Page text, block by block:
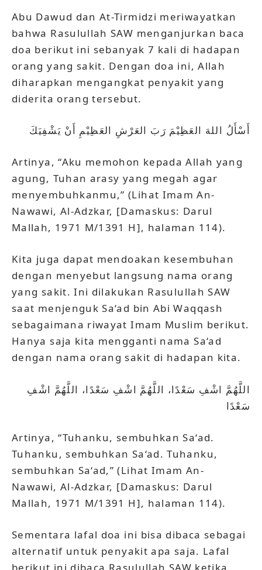
Abu Dawud dan At-Tirmidzi meriwayatkan
bahwa Rasulullah SAW menganjurkan baca
doa berikut ini sebanyak 7 kali di hadapan
orang yang sakit. Dengan doa ini, Allah
diharapkan mengangkat penyakit yang
diderita orang tersebut.
أَسْأَلُ اللهَ العَظِيْمَ رَبَ العَرْشِ العَظِيْمِ أَنْ يَشْفِيَكَ
Artinya, “Aku memohon kepada Allah yang
agung, Tuhan arasy yang megah agar
menyembuhkanmu,” (Lihat Imam An-
Nawawi, Al-Adzkar, [Damaskus: Darul
Mallah, 1971 M/1391 H], halaman 114).
Kita juga dapat mendoakan kesembuhan
dengan menyebut langsung nama orang
yang sakit. Ini dilakukan Rasulullah SAW
saat menjenguk Sa‘ad bin Abi Waqqash
sebagaimana riwayat Imam Muslim berikut.
Hanya saja kita mengganti nama Sa‘ad
dengan nama orang sakit di hadapan kita.
اللَّهُمَّ اشْفِ سَعْدًا، اللَّهُمَّ اشْفِ سَعْدًا، اللَّهُمَّ اشْفِ
سَعْدًا
Artinya, “Tuhanku, sembuhkan Sa‘ad.
Tuhanku, sembuhkan Sa‘ad. Tuhanku,
sembuhkan Sa‘ad,” (Lihat Imam An-
Nawawi, Al-Adzkar, [Damaskus: Darul
Mallah, 1971 M/1391 H], halaman 114).
Sementara lafal doa ini bisa dibaca sebagai
alternatif untuk penyakit apa saja. Lafal